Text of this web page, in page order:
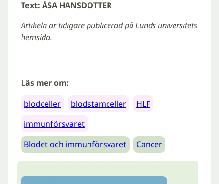
Text: ÅSA HANSDOTTER
Artikeln är tidigare publicerad på Lunds universitets
hemsida.
Läs mer om:
blodceller
blodstamceller
HLF
immunförsvaret
Blodet och immunförsvaret
Cancer